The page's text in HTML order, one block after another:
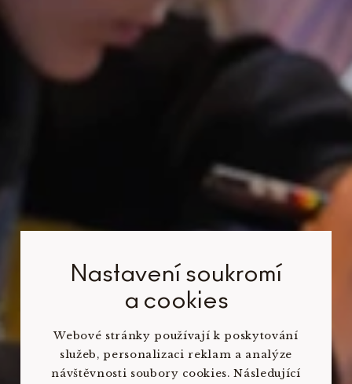
Nastavení soukromí
a cookies
Webové stránky používají k poskytování
služeb, personalizaci reklam a analýze
návštěvnosti soubory cookies. Následující